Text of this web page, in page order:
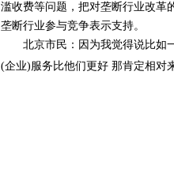
滥收费等问题，把对垄断行业改革
垄断行业参与竞争表示支持。
北京市民：因为我觉得说比如一
(企业)服务比他们更好 那肯定相对